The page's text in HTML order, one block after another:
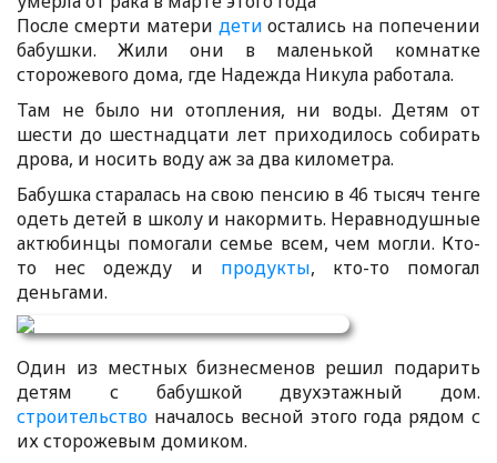
После смерти матери дети остались на попечении
бабушки. Жили они в маленькой комнатке
сторожевого дома, где Надежда Никула работала.
Там не было ни отопления, ни воды. Детям от
шести до шестнадцати лет приходилось собирать
дрова, и носить воду аж за два километра.
Бабушка старалась на свою пенсию в 46 тысяч тенге
одеть детей в школу и накормить. Неравнодушные
актюбинцы помогали семье всем, чем могли. Кто-
то нес одежду и продукты, кто-то помогал
деньгами.
Один из местных бизнесменов решил подарить
детям с бабушкой двухэтажный дом.
строительство началось весной этого года рядом с
их сторожевым домиком.